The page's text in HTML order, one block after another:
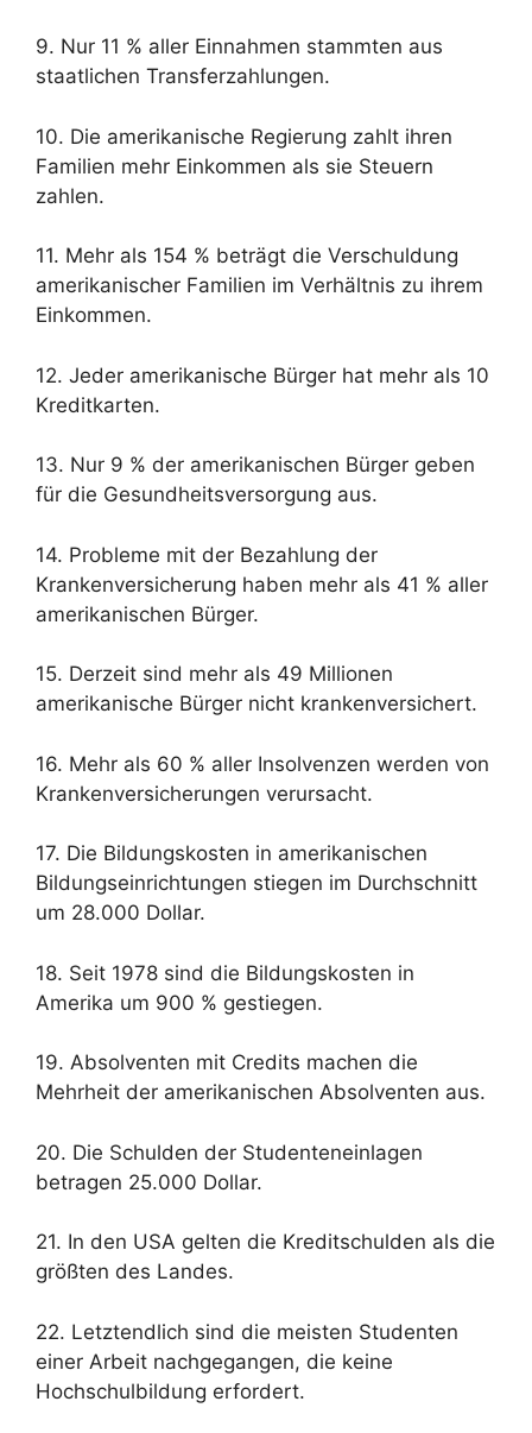
9. Nur 11 % aller Einnahmen stammten aus
staatlichen Transferzahlungen.
10. Die amerikanische Regierung zahlt ihren
Familien mehr Einkommen als sie Steuern
zahlen.
11. Mehr als 154 % beträgt die Verschuldung
amerikanischer Familien im Verhältnis zu ihrem
Einkommen.
12. Jeder amerikanische Bürger hat mehr als 10
Kreditkarten.
13. Nur 9 % der amerikanischen Bürger geben
für die Gesundheitsversorgung aus.
14. Probleme mit der Bezahlung der
Krankenversicherung haben mehr als 41 % aller
amerikanischen Bürger.
15. Derzeit sind mehr als 49 Millionen
amerikanische Bürger nicht krankenversichert.
16. Mehr als 60 % aller Insolvenzen werden von
Krankenversicherungen verursacht.
17. Die Bildungskosten in amerikanischen
Bildungseinrichtungen stiegen im Durchschnitt
um 28.000 Dollar.
18. Seit 1978 sind die Bildungskosten in
Amerika um 900 % gestiegen.
19. Absolventen mit Credits machen die
Mehrheit der amerikanischen Absolventen aus.
20. Die Schulden der Studenteneinlagen
betragen 25.000 Dollar.
21. In den USA gelten die Kreditschulden als die
größten des Landes.
22. Letztendlich sind die meisten Studenten
einer Arbeit nachgegangen, die keine
Hochschulbildung erfordert.